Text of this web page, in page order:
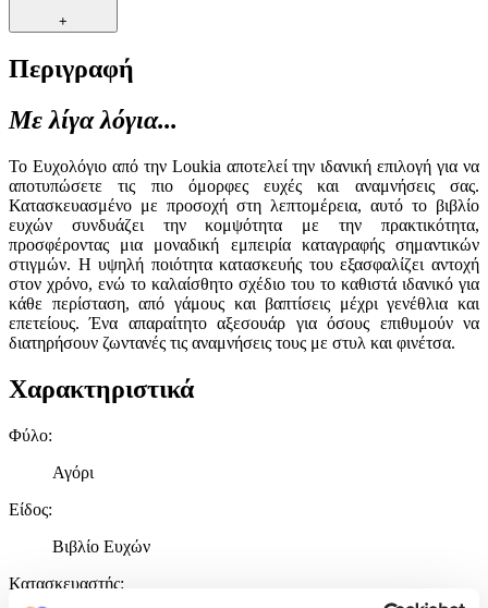
+
Περιγραφή
Με λίγα λόγια...
Το Ευχολόγιο από την Loukia αποτελεί την ιδανική επιλογή για να
αποτυπώσετε τις πιο όμορφες ευχές και αναμνήσεις σας.
Κατασκευασμένο με προσοχή στη λεπτομέρεια, αυτό το βιβλίο
ευχών συνδυάζει την κομψότητα με την πρακτικότητα,
προσφέροντας μια μοναδική εμπειρία καταγραφής σημαντικών
στιγμών. Η υψηλή ποιότητα κατασκευής του εξασφαλίζει αντοχή
στον χρόνο, ενώ το καλαίσθητο σχέδιο του το καθιστά ιδανικό για
κάθε περίσταση, από γάμους και βαπτίσεις μέχρι γενέθλια και
επετείους. Ένα απαραίτητο αξεσουάρ για όσους επιθυμούν να
διατηρήσουν ζωντανές τις αναμνήσεις τους με στυλ και φινέτσα.
Χαρακτηριστικά
Φύλο:
Αγόρι
Είδος:
Βιβλίο Ευχών
Κατασκευαστής: